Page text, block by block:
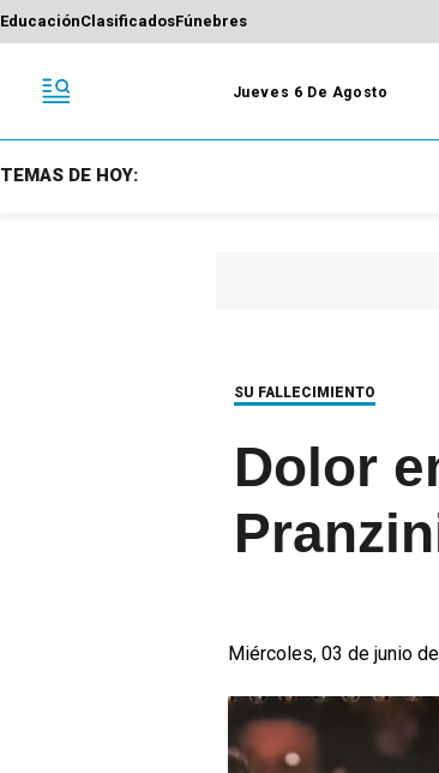
EducaciónClasificadosFúnebres
Jueves 6 De Agosto
TEMAS DE HOY:
SU FALLECIMIENTO
Dolor
Miércoles, 03 de junio